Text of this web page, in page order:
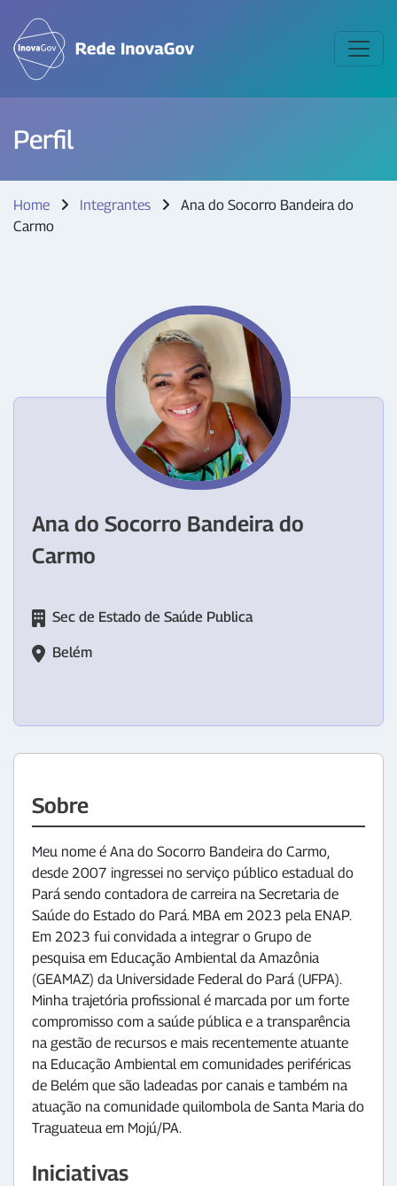
Perfil
Home Integrantes
Ana do Socorro Bandeira do
Carmo
Ana do Socorro Bandeira do
Carmo
Sec de Estado de Saúde Publica
Belém
Sobre
Meu nome é Ana do Socorro Bandeira do Carmo,
desde 2007 ingressei no serviço público estadual do
Pará sendo contadora de carreira na Secretaria de
Saúde do Estado do Pará. MBA em 2023 pela ENAP.
Em 2023 fui convidada a integrar o Grupo de
pesquisa em Educação Ambiental da Amazônia
(GEAMAZ) da Universidade Federal do Pará (UFPA).
Minha trajetória profissional é marcada por um forte
compromisso com a saúde pública e a transparência
na gestão de recursos e mais recentemente atuante
na Educação Ambiental em comunidades periféricas
de Belém que são ladeadas por canais e também na
atuação na comunidade quilombola de Santa Maria do
Traguateua em Mojú/PA.
Iniciativas